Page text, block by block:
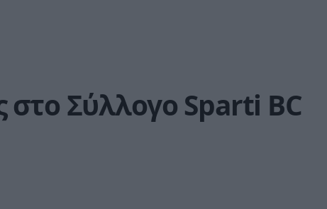
Σύλλογο Sparti BC